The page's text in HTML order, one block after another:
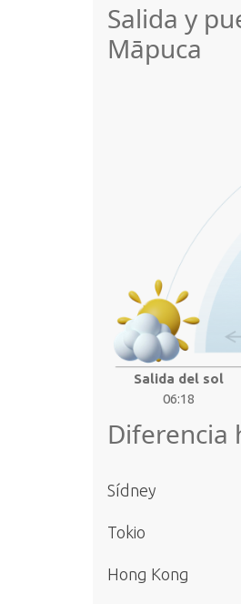
Salida y
Māpuca
Salida del sol
06:18
Diferencia
Sídney
Tokio
Hong Kong